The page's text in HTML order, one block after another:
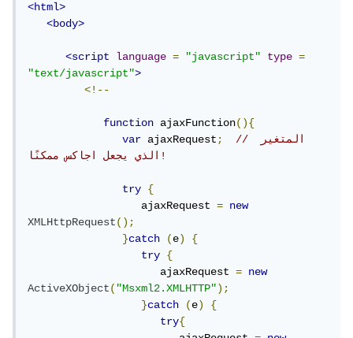
<html>
<body>
<script language = "javascript" type
=
"text/javascript">
<!--
function ajaxFunction(){
var ajaxRequest;
// المتغير
الذي يجعل اجاكس ممكنًا!
try
{
                  ajaxRequest
=
new
XMLHttpRequest();
}catch (e)
{
try
{
                     ajaxRequest
=
new
ActiveXObject("Msxml2.XMLHTTP");
}catch (e)
{
try{